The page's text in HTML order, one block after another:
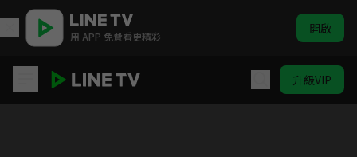
用 APP 免費看更精彩 開啟
升級VIP